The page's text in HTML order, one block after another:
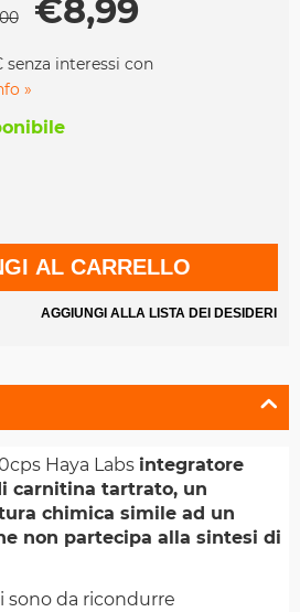
€8,99
senza interessi con
»
AL CARRELLO
AGGIUNGI ALLA LISTA DEI DESIDERI
Haya Labs integratore
carnitina tartrato, un
chimica simile ad un
non partecipa alla sintesi di
sono da ricondurre